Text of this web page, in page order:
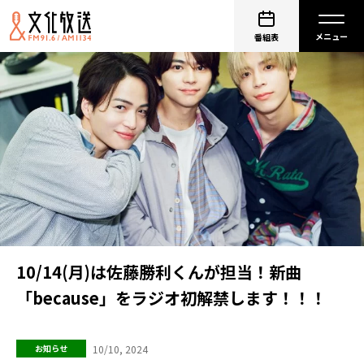
番組表
10/14(月)は佐藤勝利くんが担当！新曲
「because」をラジオ初解禁します！！！
お知らせ 10/10, 2024